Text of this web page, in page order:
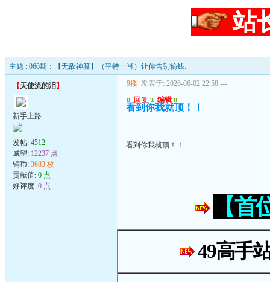
站
主题 : 060期：【无敌神算】（平特一肖）让你告别输钱.
【天使流的泪 】
新手上路
发帖: 4512
威望: 12237 点
铜币: 3683 枚
贡献值: 0 点
好评度: 0 点
9楼 发表于: 2026-06-02 22:58 ---
u 回复 u 编辑 u
看到你我就顶！！
看到你我就顶！！
【
49高手